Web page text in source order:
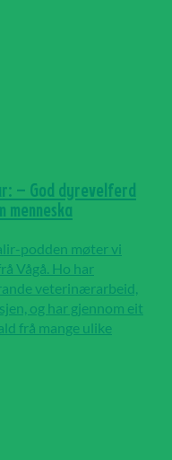
– God dyrevelferd
menneska
podden møter vi
Vågå. Ho har
veterinærarbeid,
og har gjennom eit
frå mange ulike